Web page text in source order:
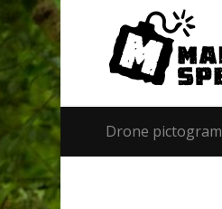
Drone pictogram